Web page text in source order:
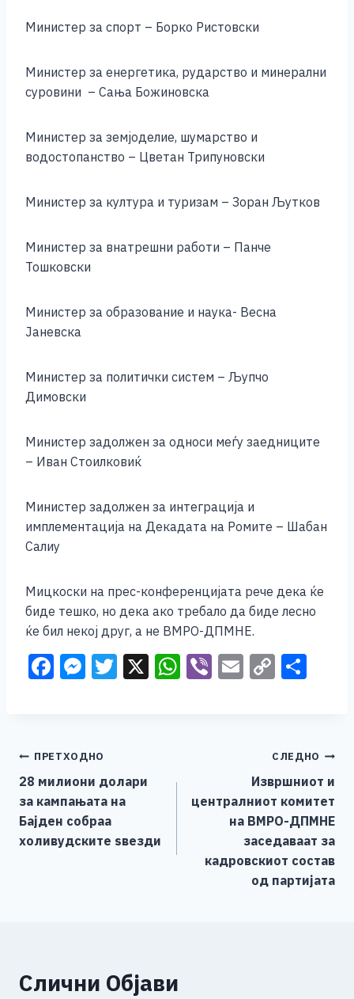
Министер за спорт – Борко Ристовски
Министер за енергетика, рударство и минерални
суровини – Сања Божиновска
Министер за земјоделие, шумарство и
водостопанство – Цветан Трипуновски
Министер за култура и туризам – Зоран Љутков
Министер за внатрешни работи – Панче
Тошковски
Министер за образование и наука- Весна
Јаневска
Министер за политички систем – Љупчо
Димовски
Министер задолжен за односи меѓу заедниците
– Иван Стоилковиќ
Министер задолжен за интеграција и
имплементација на Декадата на Ромите – Шабан
Салиу
Мицкоски на прес-конференцијата рече дека ќе
биде тешко, но дека ако требало да биде лесно
ќе бил некој друг, а не ВМРО-ДПМНЕ.
F
b
o
o
k
M
n
g
er
T X W
p
Vi E C
Li
n
k
Навигација
на
напис
ПРЕТХОДНО
28 милиони долари
за кампањата на
Бајден собраа
холивудските ѕвезди
СЛЕДНО
Извршниот и
централниот комитет
на ВМРО-ДПМНЕ
заседаваат за
кадровскиот состав
од партијата
Слични Објави